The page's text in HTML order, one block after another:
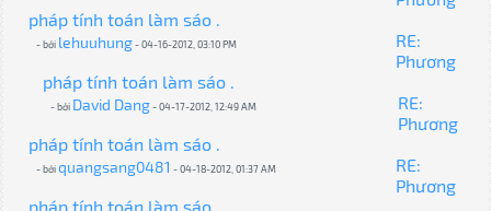
pháp tính toán làm sáo .
- bởi lehuuhung- 04-16-2012, 03:10 PM
RE:
Phương
pháp tính toán làm sáo .
- bởi David Dang- 04-17-2012, 12:49 AM
RE:
Phương
pháp tính toán làm sáo .
- bởiquangsang0481 - 04-18-2012, 01:37 AM
RE:
Phương
pháp tính toán làm sáo .